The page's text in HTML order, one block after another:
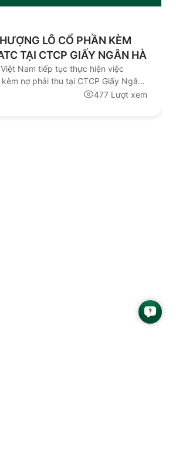
LÔ CỔ PHẦN KÈM
TẠI CTCP GIẤY NGÂN HÀ
Nam tiếp tục thực hiện việc
nợ phải thu tại CTCP Giấy Ngân
Tài liệu đính kèm DATC_CV De nghi
477 Lượt xem